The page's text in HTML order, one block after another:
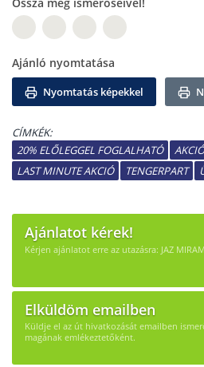
Ajánló nyomtatása
Nyomtatás képekkel
CÍMKÉK:
20% ELŐLEGGEL FOGLALHATÓ
LAST MINUTE AKCIÓ
TENGERPART
Ajánlatot kérek!
Kérjen ajánlatot erre az utazásra: JAZ
Elküldöm emailben
Küldje el az út hivatkozását emailben
magának emlékeztetőként.